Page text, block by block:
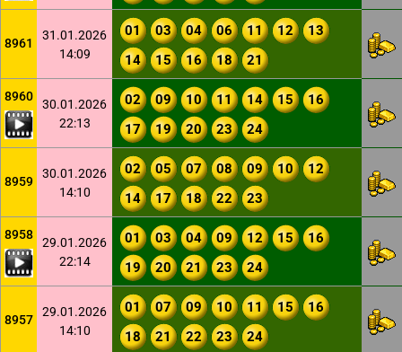
8961
31.01.2026
14:09
01 03 04 06 11 12
13
14
15 16 18 21
8960
30.01.2026
22:13
02 09 10 11 14 15
16
17
19 20 23 24
8959
30.01.2026
14:10
02 05 07 08 09 10
12
14
17 18 22 23
8958
29.01.2026
22:14
01 03 04 09 12 15
16
19
20 21 23 24
8957
29.01.2026
14:10
01 07 09 10 11 15
16
18
21 22 23 24